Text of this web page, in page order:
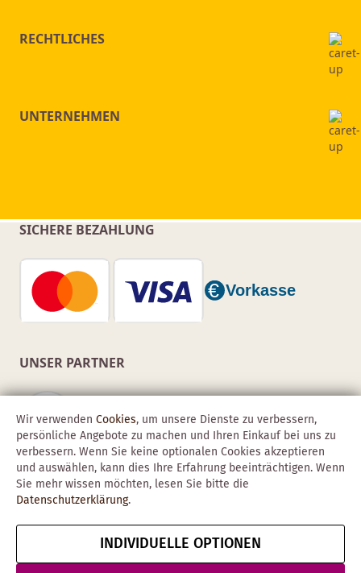
RECHTLICHES
UNTERNEHMEN
SICHERE BEZAHLUNG
UNSER PARTNER
Copyright © 2026 Obadis GmbH
ImpressumAGBDatenschutz Vertrag widerrufen
Wir verwenden Cookies, um unsere Dienste zu verbessern,
persönliche Angebote zu machen und Ihren Einkauf bei uns zu
verbessern. Wenn Sie keine optionalen Cookies akzeptieren
und auswählen, kann dies Ihre Erfahrung beeinträchtigen. Wenn
Sie mehr wissen möchten, lesen Sie bitte die
Datenschutzerklärung.
INDIVIDUELLE OPTIONEN